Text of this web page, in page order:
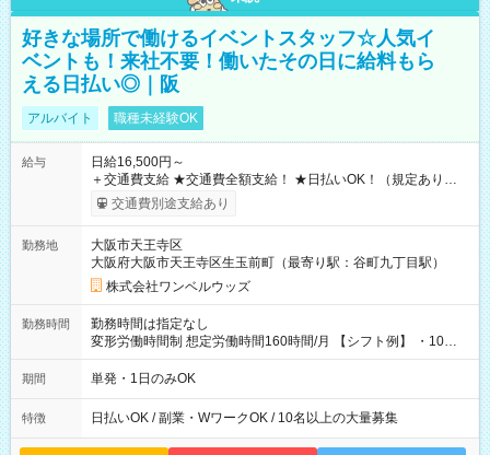
好きな場所で働けるイベントスタッフ☆人気イ
ベントも！来社不要！働いたその日に給料もら
える日払い◎｜阪
アルバイト 職種未経験OK
給与
日給16,500円～
＋交通費支給 ★交通費全額支給！ ★日払いOK！（規定あり） ┗
働いたその日に現金GET♪ お仕事後はコンビニATMから 日払
交通費別途支給あり
勤務地
大阪市天王寺区
大阪府大阪市天王寺区生玉前町（最寄り駅：谷町九丁目駅）
株式会社ワンベルウッズ
勤務時間
勤務時間は指定なし
変形労働時間制 想定労働時間160時間/月 【シフト例】 ・10：
00～20：00
期間 単発・1日のみOK
特徴 日払いOK / 副業・WワークOK / 10名以上の大量募集